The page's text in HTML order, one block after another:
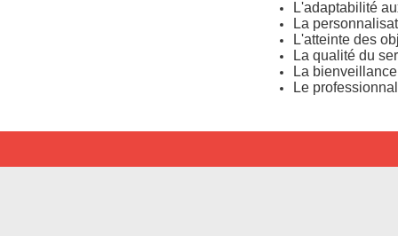
L'adaptabilité
La
L'atteinte des
La qualité du
La
Le